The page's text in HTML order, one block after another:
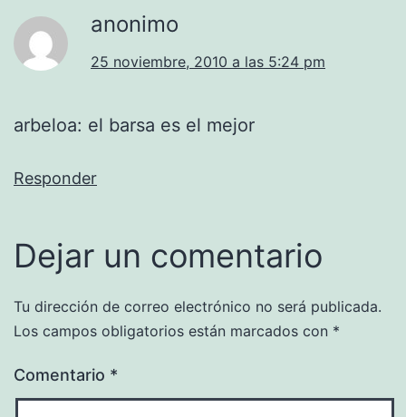
anonimo
25 noviembre, 2010 a las 5:24 pm
arbeloa: el barsa es el mejor
Responder
Dejar un comentario
Tu dirección de correo electrónico no será publicada.
Los campos obligatorios están marcados con *
Comentario *